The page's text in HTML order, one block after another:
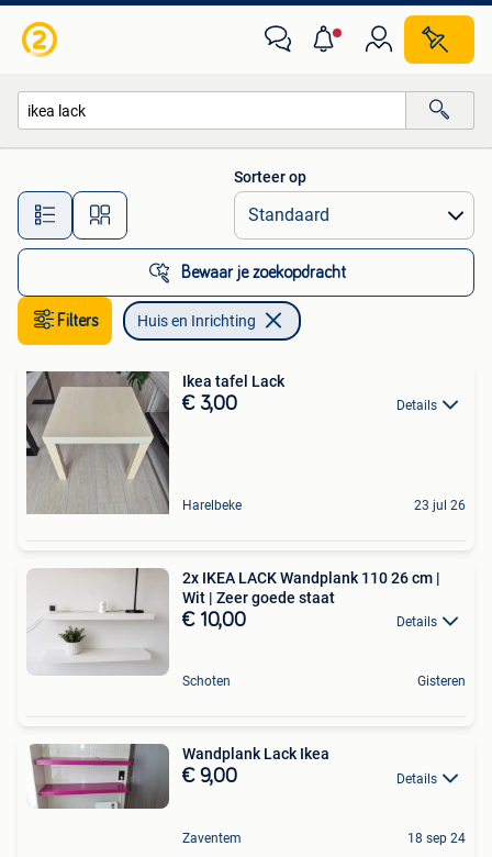
Alle afstanden…
Sorteer op
Bewaar je zoekopdracht
Filters Huis en Inrichting
Ikea tafel Lack
€ 3,00 Details
Harelbeke 23 jul 26
2x IKEA LACK Wandplank 110 26 cm |
Wit | Zeer goede staat
€ 10,00 Details
Schoten Gisteren
Wandplank Lack Ikea
€ 9,00 Details
Zaventem 18 sep 24